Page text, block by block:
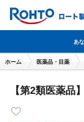
人気のキーワードで検索
目薬 ロートV5
デオコ セラミド
アゼライン酸
あ
ホーム 医薬品・目薬
【第2類医薬品